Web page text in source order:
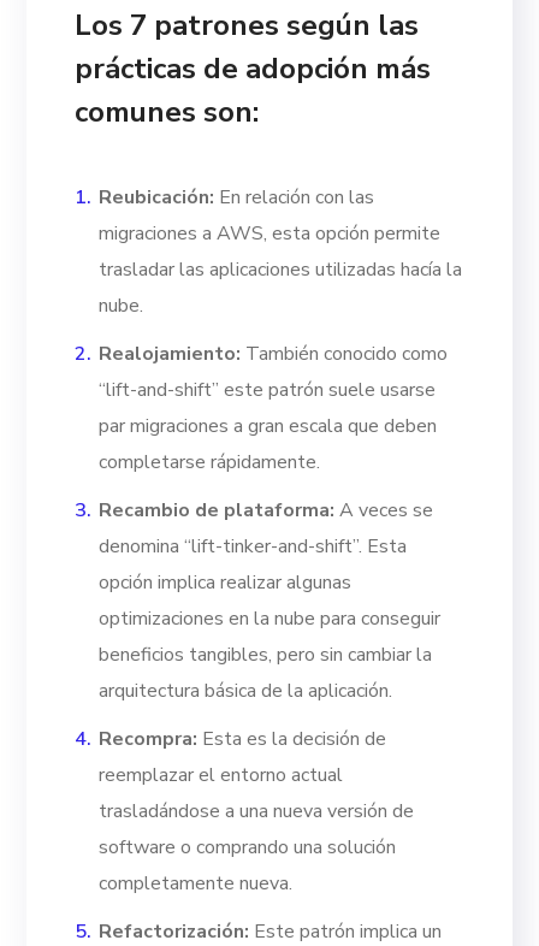
Los 7 patrones según las
prácticas de adopción más
comunes son:
Reubicación: En relación con las
migraciones a AWS, esta opciónpermite
trasladar las aplicaciones utilizadas hacía la
nube.
Realojamiento: También conocido como
“lift-and-shift” este patrón suele usarse
par migraciones a gran escala que deben
completarse rápidamente.
Recambio de plataforma: A veces se
denomina “lift-tinker-and-shift”. Esta
opción implica realizar algunas
optimizaciones en la nube para conseguir
beneficios tangibles, pero sin cambiar la
arquitectura básica de la aplicación.
Recompra: Esta es la decisión de
reemplazar el entorno actual
trasladándose a una nueva versión de
software o comprando una solución
completamente nueva.
Refactorización: Este patrón implica un